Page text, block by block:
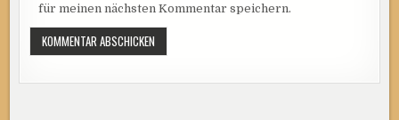
für meinen nächsten Kommentar speichern.